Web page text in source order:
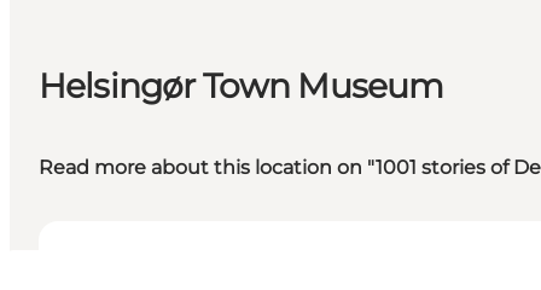
Helsingør Town Museum
Read more about this location on "1001 stories of